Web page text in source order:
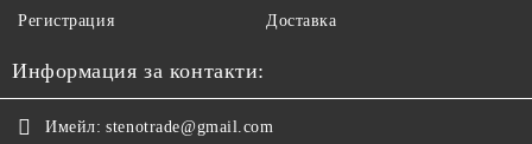
Регистрация Доставка
Информация за контакти:
Имейл: stenotrade@gmail.com